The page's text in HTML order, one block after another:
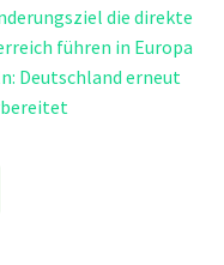
die direkte
führen in Europa
Deutschland erneut